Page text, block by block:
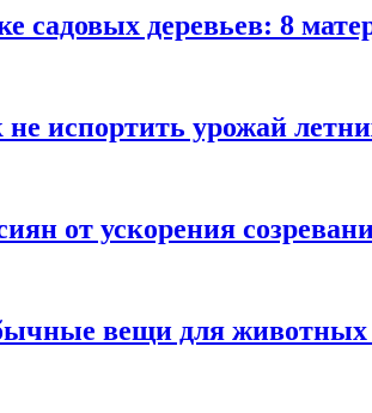
садовых деревьев: 8
не испортить урожай
от ускорения
вещи для животных